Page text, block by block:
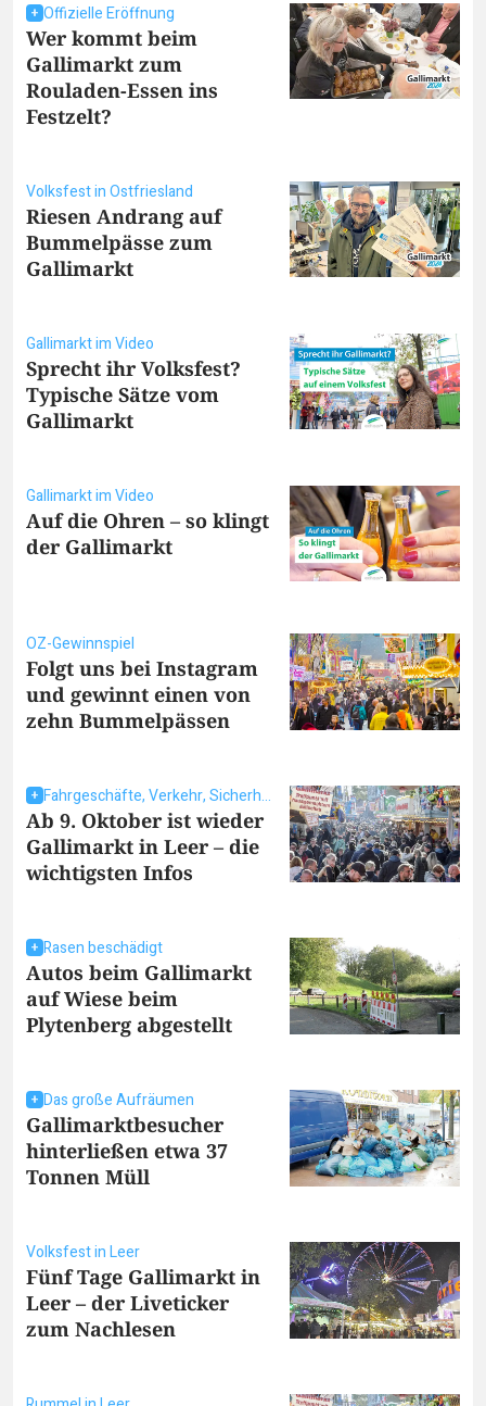
Offizielle Eröffnung
Wer kommt beim
Gallimarkt zum
Rouladen-Essen ins
Festzelt?
Volksfest in Ostfriesland
Riesen Andrang auf
Bummelpässe zum
Gallimarkt
Gallimarkt im Video
Sprecht ihr Volksfest?
Typische Sätze vom
Gallimarkt
Gallimarkt im Video
Auf die Ohren – so klingt
der Gallimarkt
OZ-Gewinnspiel
Folgt uns bei Instagram
und gewinnt einen von
zehn Bummelpässen
Fahrgeschäfte, Verkehr, Sicherheit
Ab 9. Oktober ist wieder
Gallimarkt in Leer – die
wichtigsten Infos
Rasen beschädigt
Autos beim Gallimarkt
auf Wiese beim
Plytenberg abgestellt
Das große Aufräumen
Gallimarktbesucher
hinterließen etwa 37
Tonnen Müll
Volksfest in Leer
Fünf Tage Gallimarkt in
Leer – der Liveticker
zum Nachlesen